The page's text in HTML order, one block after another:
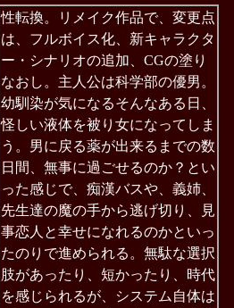
性転換。リメイク作品で、変更点
は、フルボイス化、新キャラクタ
ー・シナリオの追加、CGの塗り
なおし。主人公は科学部の優男。
幼馴染が気になるそんなある日、
怪しい液体を被り女になってしま
う。男に戻る薬が出来るまでの数
日間、無事に過ごせるのか？とい
った感じで、痴漢バスや、義姉、
先生達の魔の手から逃げ切り、見
事恋人と幸せになれるのかといっ
たのりで進められる。無駄な選択
肢があったり、短かったり、時代
を感じられるが、システム自体は